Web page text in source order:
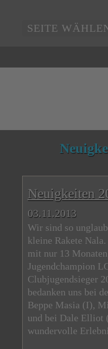
SEITE
Neuigkeiten
03.11.2013
Wir sind so
kleine Rakete
mit nur 13
Jugendchampion
Clubjugendsieger
bedanken uns bei
Beppe Masia (I),
und bei Dale Elliot
wundervolle